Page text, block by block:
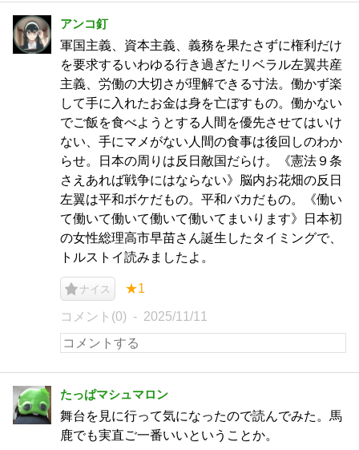
アンコ釘
軍国主義、資本主義、義務を果たさずに権利だけ
を要求するいわゆる行き過ぎたリベラル左翼共産
主義、労働の大切さが理解できる寸法。働かず楽
して手に入れたお金は身を亡ぼすもの。働かない
でご飯を食べようとする人間を優先させてはいけ
ない、手にマメがない人間の食事は後回しのわか
らせ。日本の周りは反日敵国だらけ。《憲法９条
さえあれば戦争にはならない》脳内お花畑の反日
左翼は平和ボケだもの。平和バカだもの。《働い
て働いて働いて働いて働いてまいります》日本初
の女性総理高市早苗さん誕生したタイミングで、
トルストイ読みましたよ。
ナイス ★1
コメント(0) 2025/11/11
たっぱマシュマロン
舞台を見に行って気になったので読んでみた。馬
鹿でも実直ご一番いいということか。